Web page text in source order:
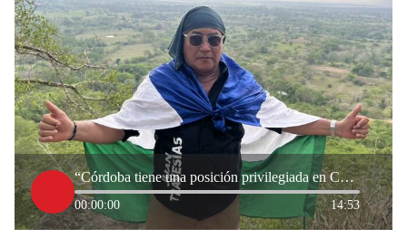
“Córdoba tiene una posición privilegiada en Colombia”: creador de contenido ‘Juan Travesías’
00:00:00 14:53